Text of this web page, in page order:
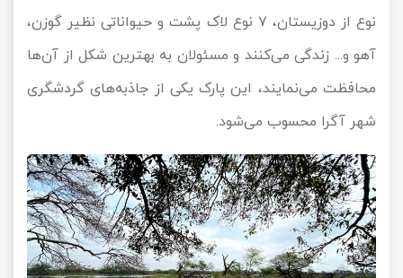
نوع از دوزیستان، ۷ نوع لاک پشت و حیواناتی نظیر گوزن،‌
آهو و... زندگی می‌کنند و مسئولان به بهترین شکل از آن‌ها
محافظت می‌نمایند، ‌این پارک یکی از جاذبه‌های گردشگری
شهر آگرا محسوب می‌شود.